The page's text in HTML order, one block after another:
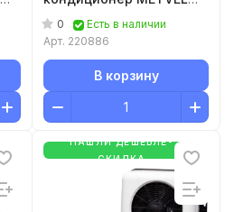
AC-12MB2000
0
Есть в наличии
Арт. 220886
В корзину
НАШЛИ ДЕШЕВЛЕ-
СКИДКА